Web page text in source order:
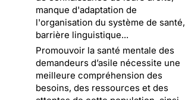
manque d'adaptation de
l'organisation du système de santé,
barrière linguistique...
Promouvoir la santé mentale des
demandeurs d’asile nécessite une
meilleure compréhension des
besoins, des ressources et des